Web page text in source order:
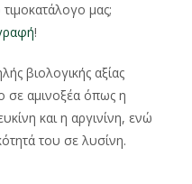
μας;
!
βιολογικής αξίας
σε αμινοξέα όπως η
και η αργινίνη, ενώ
του σε λυσίνη.